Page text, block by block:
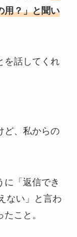
用？」と聞い
を話してくれ
ど、私からの
に「返信でき
ない」と言わ
こと。